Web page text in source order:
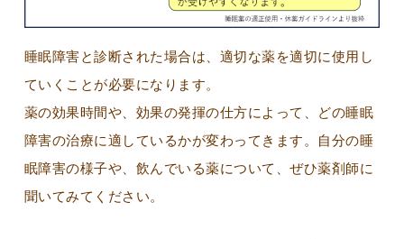
睡眠障害と診断された場合は、適切な薬を適切に使用し
ていくことが必要になります。
薬の効果時間や、効果の発揮の仕方によって、どの睡眠
障害の治療に適しているかが変わってきます。自分の睡
眠障害の様子や、飲んでいる薬について、ぜひ薬剤師に
聞いてみてください。